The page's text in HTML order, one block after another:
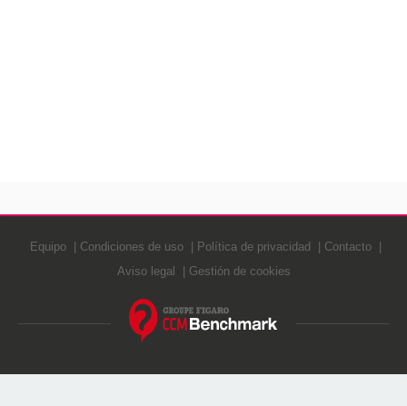
Equipo Condiciones de uso Política de privacidad
Contacto
Aviso legal
Gestión de cookies